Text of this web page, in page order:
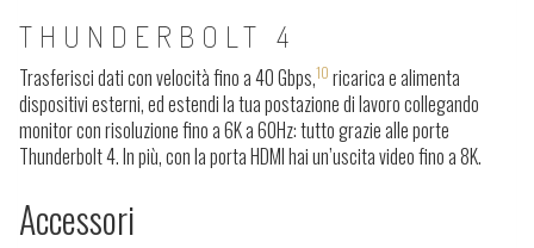
THUNDERBOLT 4
Trasferisci dati con velocità fino a 40 Gbps,10 ricarica e alimenta
dispositivi esterni, ed estendi la tua postazione di lavoro collegando
monitor con risoluzione fino a 6K a 60Hz: tutto grazie alle porte
Thunderbolt 4. In più, con la porta HDMI hai un’uscita video fino a 8K.
Accessori